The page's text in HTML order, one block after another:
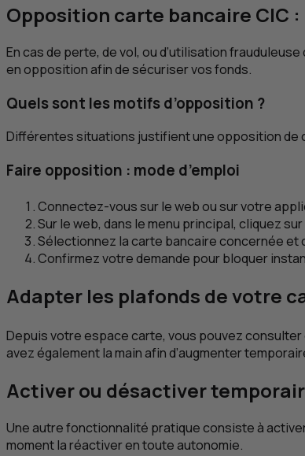
Opposition carte bancaire CIC
En cas de perte, de vol, ou d’utilisation
en opposition afin de sécuriser vos fonds.
Quels sont les motifs d’opposition ?
Différentes situations justifient une opposition de
Faire opposition : mode d’emploi
Connectez-vous sur le web ou sur votre
Sur le web, dans le menu principal, cliquez
Sélectionnez la carte bancaire concernée et
Confirmez votre demande pour bloquer
Adapter les plafonds de votre
Depuis votre espace carte, vous pouvez consulter
avez également la main afin d’augmenter
Activer ou désactiver
Une autre fonctionnalité pratique consiste à
moment la réactiver en toute autonomie.